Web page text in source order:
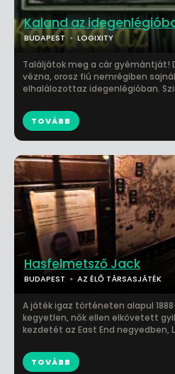
Hasfelmetsző Jack
BUDAPEST AZ ÉLŐ TÁRSASJÁTÉK
A játék igaz történeten alapul
kegyetlen, nők ellen elkövetett
kezdetét az East End negyedben,
TOVÁBB
Kaland az
BUDAPEST LOGIXITY
Találjátok meg a cár gyémántját!
vézna, orosz fiú nemrégiben
elhalálozottaz idegenlégióban.
TOVÁBB